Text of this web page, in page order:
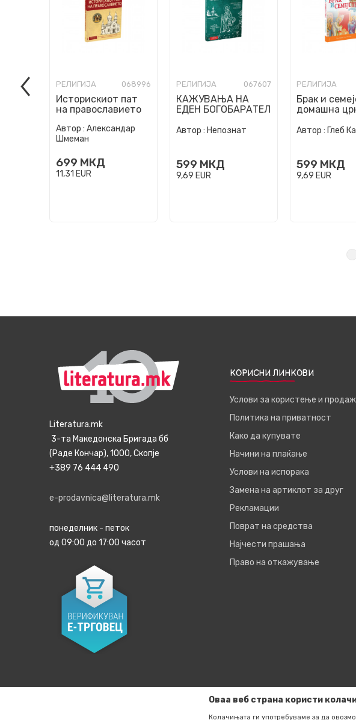
РЕЛИГИЈА 068996
Историскиот пат
на православието
Автор : Александар
Шмеман
699 МКД
11,31 EUR
РЕЛИГИЈА 067607
КАЖУВАЊА НА
ЕДЕН БОГОБАРАТЕЛ
ДУХОВЕН ОТЕЦ
Автор : Непознат
599 МКД
9,69 EUR
РЕЛИГИЈА
Брак и
домашна
Автор : Глеб
599 МКД
9,69 EUR
Literatura.mk
3-та Македонска Бригада бб
(Раде Кончар), 1000, Скопје
+389 76 444 490
e-prodavnica@literatura.mk
понеделник - петок
од 09:00 до 17:00 часот
КОРИСНИ ЛИНКОВИ
Услови за користење и
Политика на приватност
Како да купувате
Начини на плаќање
Услови на испорака
Замена на артиклот за друг
Рекламации
Поврат на средства
Најчести прашања
Право на откажување
Оваа веб страна користи
Колачињата ги употребуваме за да